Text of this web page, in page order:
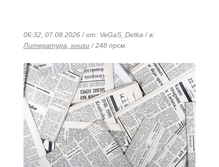
06:32, 07.08.2026 / от: VeGaS_Detka / в:
Литература, книги / 248 прсм.